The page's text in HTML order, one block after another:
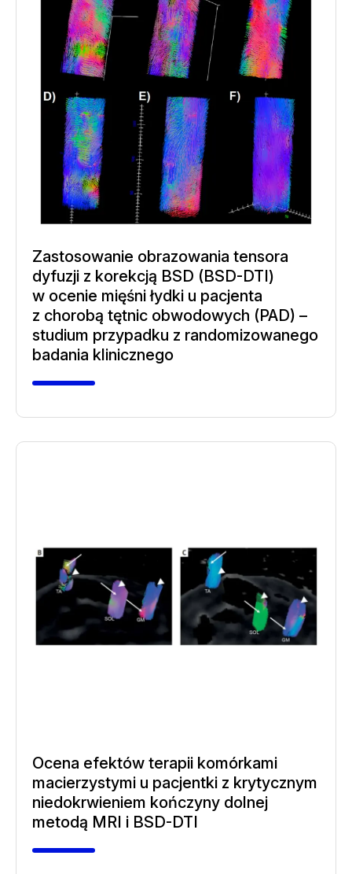
Zastosowanie obrazowania tensora
dyfuzji z korekcją BSD (BSD-DTI)
w ocenie mięśni łydki u pacjenta
z chorobą tętnic obwodowych (PAD) –
studium przypadku z randomizowanego
badania klinicznego
Ocena efektów terapii komórkami
macierzystymi u pacjentki z krytycznym
niedokrwieniem kończyny dolnej
metodą MRI i BSD-DTI